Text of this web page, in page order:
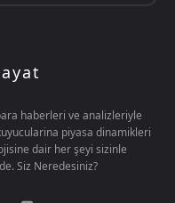
haberleri ve analizleriyle
piyasa dinamikleri
dair her şeyi sizinle
Siz Neredesiniz?